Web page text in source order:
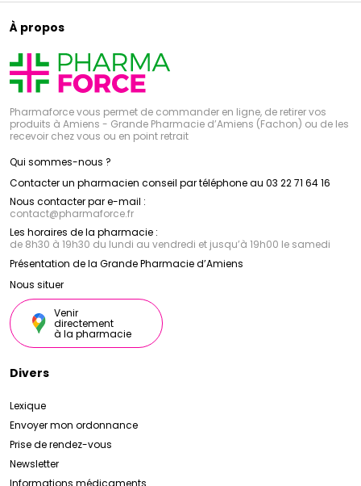
À propos
Pharmaforce vous permet de commander en ligne, de retirer vos
produits à Amiens - Grande Pharmacie d’Amiens (Fachon) ou de les
recevoir chez vous ou en point retrait
Qui sommes-nous ?
Contacter un pharmacien conseil par téléphone au 03 22 71 64 16
Nous contacter par e-mail :
contact@pharmaforce.fr
Les horaires de la pharmacie :
de 8h30 à 19h30 du lundi au vendredi et jusqu’à 19h00 le samedi
Présentation de la Grande Pharmacie d’Amiens
Nous situer
Venir
directement
à la pharmacie
Divers
Lexique
Envoyer mon ordonnance
Prise de rendez-vous
Newsletter
Informations médicaments